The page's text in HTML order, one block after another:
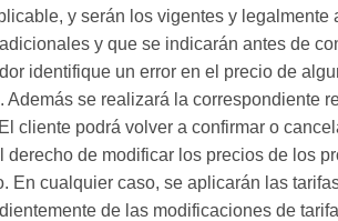
y serán los vigentes y
y que se indicarán antes de
identifique un error en el precio de
Además se realizará la correspondiente
cliente podrá volver a confirmar o
derecho de modificar los precios de los
En cualquier caso, se aplicarán las
de las modificaciones de